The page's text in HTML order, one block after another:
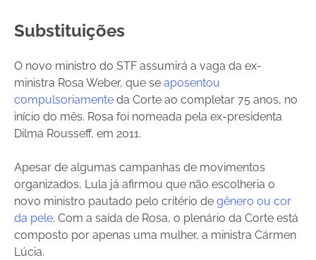
Substituições
O novo ministro do STF assumirá a vaga da ex-
ministra Rosa Weber, que se aposentou
compulsoriamente da Corte ao completar 75 anos, no
início do mês. Rosa foi nomeada pela ex-presidenta
Dilma Rousseff, em 2011.
Apesar de algumas campanhas de movimentos
organizados, Lula já afirmou que não escolheria o
novo ministro pautado pelo critério de gênero ou cor
da pele. Com a saída de Rosa, o plenário da Corte está
composto por apenas uma mulher, a ministra Cármen
Lúcia.